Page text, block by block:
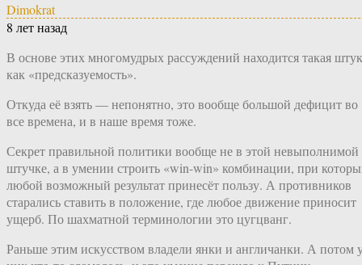
Dimokrat
8 лет назад
В основе этих многомудрых рассуждений находится такая
как «предсказуемость».
Откуда её взять — непонятно, это вообще большой дефицит во
все времена, и в наше время тоже.
Секрет правильной политики вообще не в этой невыполнимой
штучке, а в умении строить «win-win» комбинации, при
любой возможный результат принесёт пользу. А противников
старались ставить в положение, где любое движение приносит
ущерб. По шахматной терминологии это цугцванг.
Раньше этим искусством владели янки и англичанки. А потом